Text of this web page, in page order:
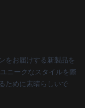
をお届けする新製品を
ニークなスタイルを際
ために素晴らしいで